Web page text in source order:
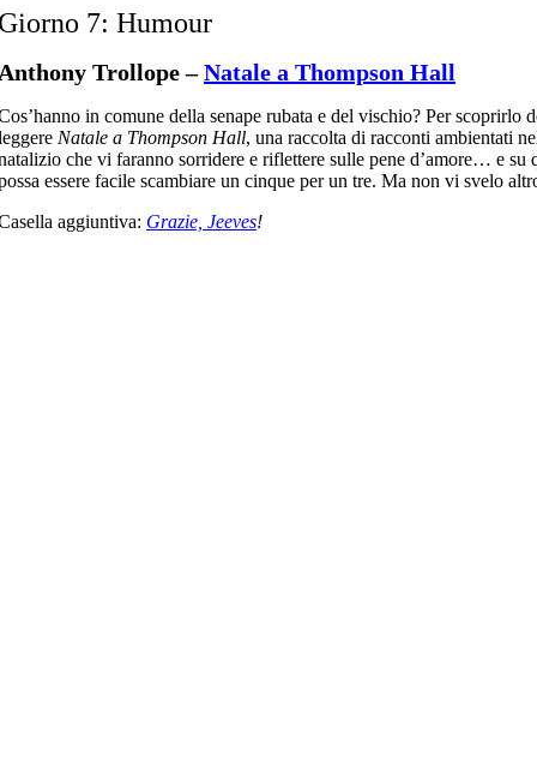
7: Humour
Trollope –Natale a Thompson Hall
in comune della senape rubata e del vischio? Per scoprirlo
Natale a Thompson Hall, una raccolta di racconti ambientati
che vi faranno sorridere e riflettere sulle pene d’amore… e su
essere facile scambiare un cinque per un tre. Ma non vi svelo
aggiuntiva: Grazie, Jeeves!